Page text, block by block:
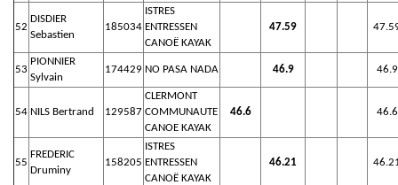
52
DISDIER
Sebastien
185034
ISTRES
ENTRESSEN
CANOË KAYAK
47.59
53
PIONNIER
Sylvain
174429 NO PASA NADA 46.9 46.9
54 NILS Bertrand 129587
CLERMONT
COMMUNAUTE
CANOE KAYAK
46.6 46.6
55
FREDERIC
Druminy
158205
ISTRES
ENTRESSEN
CANOË KAYAK
46.21